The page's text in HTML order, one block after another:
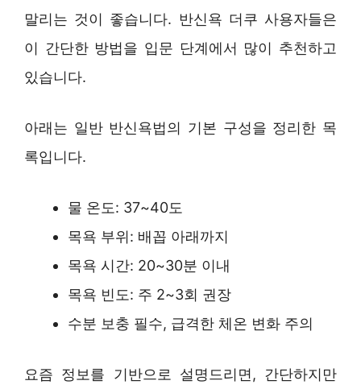
말리는 것이 좋습니다. 반신욕 더쿠 사용자들은
이 간단한 방법을 입문 단계에서 많이 추천하고
있습니다.
아래는 일반 반신욕법의 기본 구성을 정리한 목
록입니다.
물 온도: 37~40도
목욕 부위: 배꼽 아래까지
목욕 시간: 20~30분 이내
목욕 빈도: 주 2~3회 권장
수분 보충 필수, 급격한 체온 변화 주의
요즘 정보를 기반으로 설명드리면, 간단하지만